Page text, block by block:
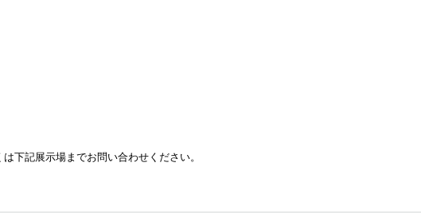
下記展示場までお問い合わせください。